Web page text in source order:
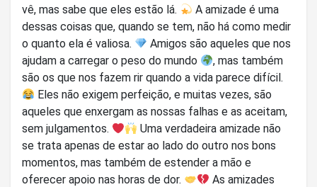
vê, mas sabe que eles estão lá.
A amizade é uma
dessas coisas que, quando se tem, não há como medir
o quanto ela é valiosa.
Amigos são aqueles que nos
ajudam a carregar o peso do mundo
, mas também
são os que nos fazem rir quando a vida parece difícil.
aqueles que enxergam as nossas falhas e as aceitam,
sem julgamentos.
Uma verdadeira amizade não
se trata apenas de estar ao lado do outro nos bons
momentos, mas também de estender a mão e
oferecer apoio nas horas de dor.
As amizades